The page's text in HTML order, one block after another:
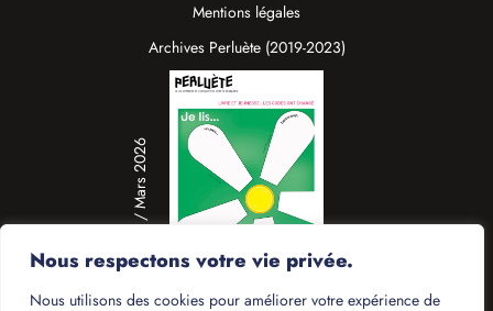
Nous respectons votre vie privée.
Nous utilisons des cookies pour améliorer votre expérience de
Mentions légales
Archives Perluète (2019-2023)
N°19 / Mars 2026